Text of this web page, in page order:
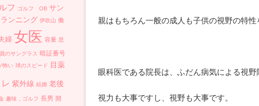
親はもちろん一般の成人も子供の視野の特性
眼科医である院長は、ふだん病気による視
視力も大事ですし、視野も大事です。
フ ゴルフ OB サン
ランニング 伊吹山 働
婦 女医 容量 思
のサングラス 暗証番号
怖い 球のスピード 目薬
紫外線 結婚 老後
趣味，ゴルフ 長男 開